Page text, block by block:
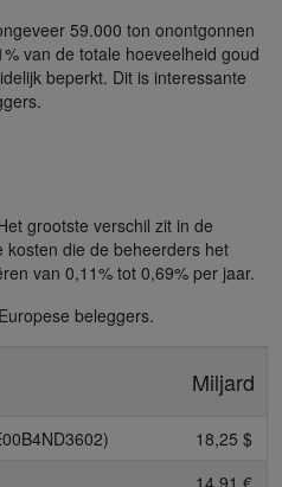
59.000 ton onontgonnen
van de totale hoeveelheid goud
beperkt. Dit is interessante
grootste verschil zit in de
kosten die de beheerders het
van 0,11% tot 0,69% per jaar.
beleggers.
Miljard
18,25 $
14,91 €